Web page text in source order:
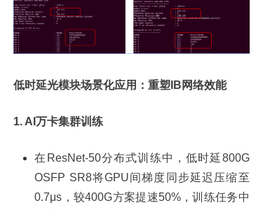
低时延光模块场景化应用：重塑IB网络效能
1. AI万卡集群训练
在ResNet-50分布式训练中，低时延800G
OSFP SR8将GPU间梯度同步延迟压缩至
0.7μs，较400G方案提速50%，训练任务中